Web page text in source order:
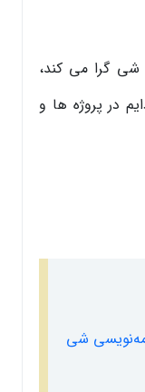
شی گرا می کند،
در پروژه ها و
شی